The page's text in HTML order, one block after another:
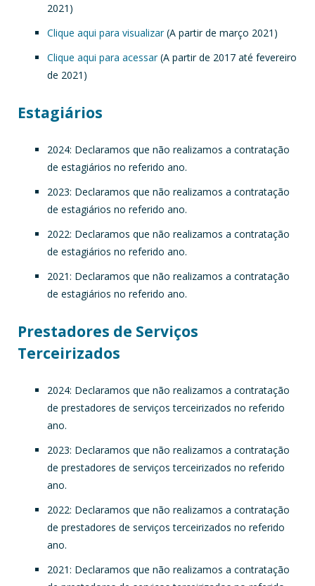
2021)
Clique aqui para visualizar(A partir de março 2021)
Clique aqui para acessar(A partir de 2017 até fevereiro
de 2021)
Estagiários
2024: Declaramos que não realizamos a contratação
de estagiários no referido ano.
2023: Declaramos que não realizamos a contratação
de estagiários no referido ano.
2022: Declaramos que não realizamos a contratação
de estagiários no referido ano.
2021: Declaramos que não realizamos a contratação
de estagiários no referido ano.
Prestadores de Serviços
Terceirizados
2024: Declaramos que não realizamos a contratação
de prestadores de serviços terceirizados no referido
ano.
2023: Declaramos que não realizamos a contratação
de prestadores de serviços terceirizados no referido
ano.
2022: Declaramos que não realizamos a contratação
de prestadores de serviços terceirizados no referido
ano.
2021: Declaramos que não realizamos a contratação